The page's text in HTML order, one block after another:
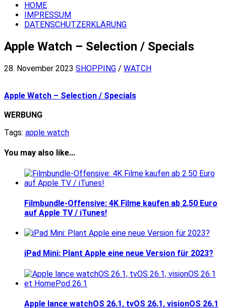
HOME
IMPRESSUM
DATENSCHUTZERKLÄRUNG
Apple Watch – Selection / Specials
28. November 2023 SHOPPING / WATCH
Apple Watch – Selection / Specials
WERBUNG
Tags: apple watch
You may also like...
Filmbundle-Offensive: 4K Filme kaufen ab 2.50 Euro
auf Apple TV / iTunes!
iPad Mini: Plant Apple eine neue Version für 2023?
Apple lance watchOS 26.1, tvOS 26.1, visionOS 26.1